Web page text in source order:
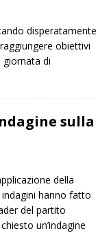
disperatamente
obiettivi
di
sulla
della
hanno fatto
del partito
un’indagine